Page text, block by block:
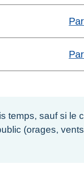
temps, sauf si le
(orages, vents